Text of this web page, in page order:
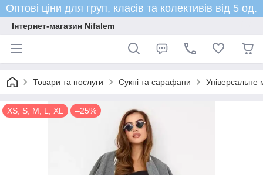
Оптові ціни для груп, класів та колективів від 5 од.
Інтернет-магазин Nifalem
Товари та послуги Сукні та сарафани Універсальне
XS, S, M, L, XL –25%